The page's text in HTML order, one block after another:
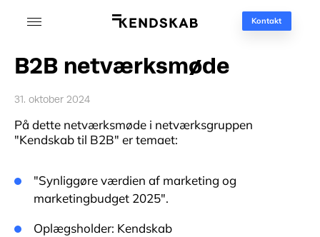
Kontakt
B2B netværksmøde
31. oktober 2024
På dette netværksmøde i netværksgruppen
"Kendskab til B2B" er temaet:
"Synliggøre værdien af marketing og
marketingbudget 2025".
Oplægsholder: Kendskab